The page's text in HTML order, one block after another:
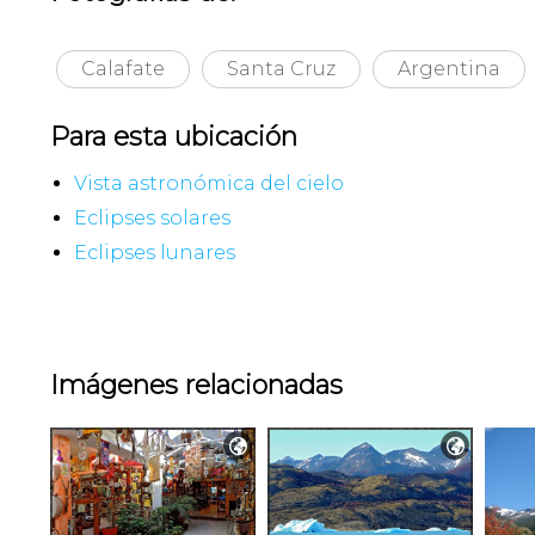
Calafate Santa Cruz Argentina
Para esta ubicación
Vista astronómica del cielo
Eclipses solares
Eclipses lunares
Imágenes relacionadas
 